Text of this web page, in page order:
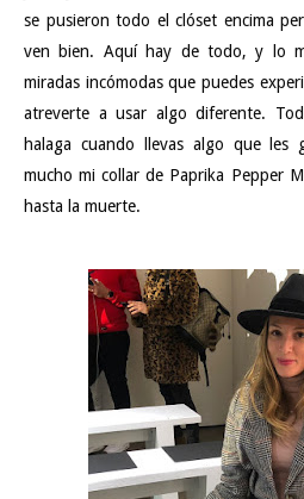
se pusieron todo el clóset encima
ven bien. Aquí hay de todo, y lo
miradas incómodas que puedes
atreverte a usar algo diferente.
halaga cuando llevas algo que les
mucho mi collar de Paprika Pepper
hasta la muerte.